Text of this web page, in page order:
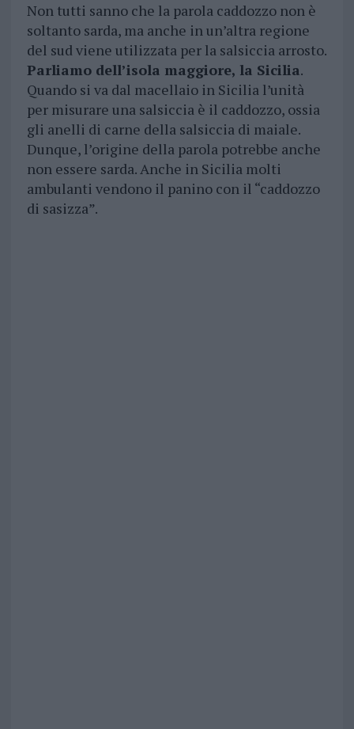
Non tutti sanno che la parola caddozzo non è
soltanto sarda, ma anche in un’altra regione
del sud viene utilizzata per la salsiccia arrosto.
Parliamo dell’isola maggiore, la Sicilia.
Quando si va dal macellaio in Sicilia l’unità
per misurare una salsiccia è il caddozzo, ossia
gli anelli di carne della salsiccia di maiale.
Dunque, l’origine della parola potrebbe anche
non essere sarda. Anche in Sicilia molti
ambulanti vendono il panino con il “caddozzo
di sasizza”.